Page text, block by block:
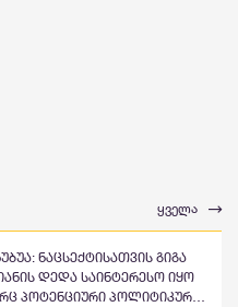
ყველა
ნაცსექტისათვის გიგა
დედა საინტერესო იყო
პოტენციური პოლიტიკური